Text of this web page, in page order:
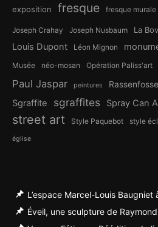
exposition fresque fresque murale
Joseph Crahay Joseph Nusbaum La
Louis Dupont Léon Mignon
Musée néo-mosan Opération Paliss'art
Paul Jaspar peintures Rassenfosse
Sgraffite sgraffites Spray Can
street art Style Paquebot style
église
L’espace Marcel-Louis Baugniet
Éveil, une sculpture de